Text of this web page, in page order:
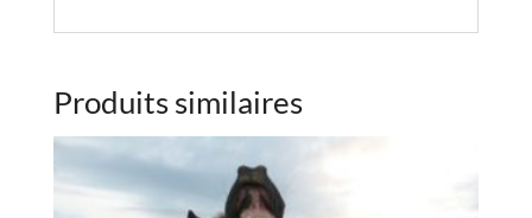
Produits similaires